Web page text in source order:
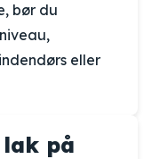
bør du
eller
på